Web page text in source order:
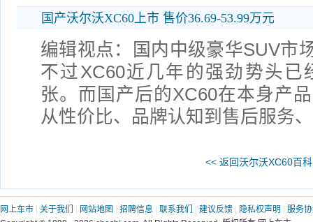
国产沃尔沃XC60上市 售价36.69-53.99万元
编辑视点：国内中级豪华SUV市
不过XC60近几年的强劲势头
张。而国产后的XC60在本身产
从性价比、品牌认知到售后服务
<< 返回沃尔沃XC60百科
网上车市 关于我们 网站地图 招聘信息 联系我们 建议反馈 隐私权声明
服务